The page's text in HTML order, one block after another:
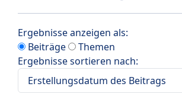
Ergebnisse anzeigen als:
Beiträge
Themen
Ergebnisse sortieren nach: